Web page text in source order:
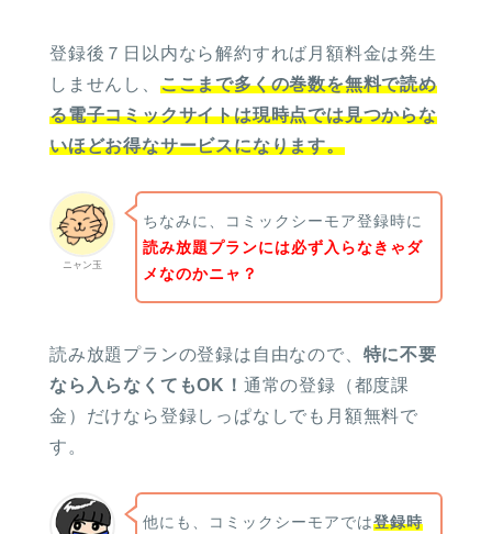
登録後７日以内なら解約すれば月額料金は発生
しませんし、 ここまで多くの巻数を無料で読め
る電子コミックサイトは現時点では見つからな
いほどお得なサービスになります。
ニャン玉
ちなみに、コミックシーモア登録時に
読み放題プランには必ず入らなきゃダ
メなのかニャ？
読み放題プランの登録は自由なので、 特に不要
なら入らなくてもOK！ 通常の登録（都度課
金）だけなら登録しっぱなしでも月額無料で
す。
他にも、コミックシーモアでは登録時